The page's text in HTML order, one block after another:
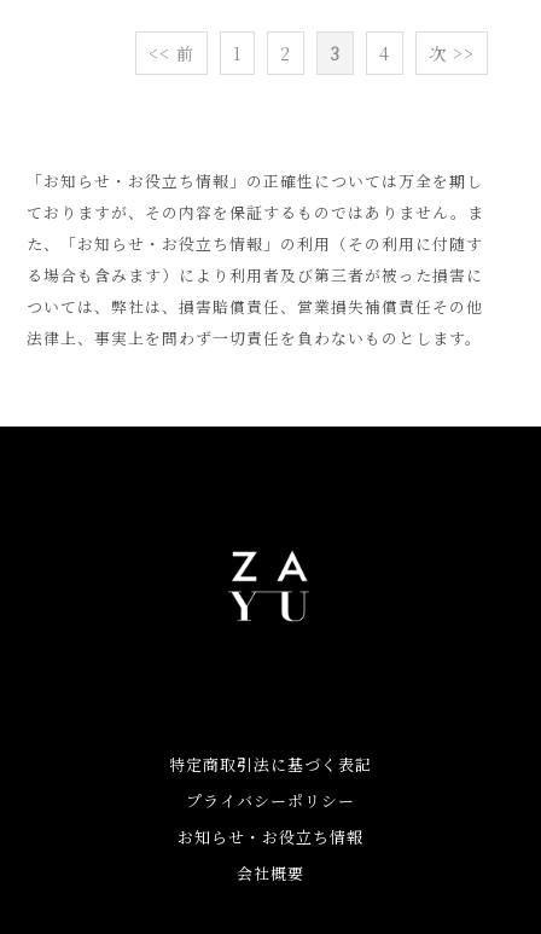
<< 前 1 2 3 4 次 >>
「お知らせ・お役立ち情報」の正確性については万全を期し
ておりますが、その内容を保証するものではありません。ま
た、「お知らせ・お役立ち情報」の利用（その利用に付随す
る場合も含みます）により利用者及び第三者が被った損害に
ついては、弊社は、損害賠償責任、営業損失補償責任その他
法律上、事実上を問わず一切責任を負わないものとします。
特定商取引法に基づく表記
プライバシーポリシー
お知らせ・お役立ち情報
会社概要